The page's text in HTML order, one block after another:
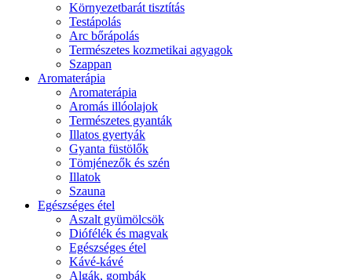
Környezetbarát tisztítás
Testápolás
Arc bőrápolás
Természetes kozmetikai agyagok
Szappan
Aromaterápia
Aromaterápia
Aromás illóolajok
Természetes gyanták
Illatos gyertyák
Gyanta füstölők
Tömjénezők és szén
Illatok
Szauna
Egészséges étel
Aszalt gyümölcsök
Diófélék és magvak
Egészséges étel
Kávé-kávé
Algák, gombák